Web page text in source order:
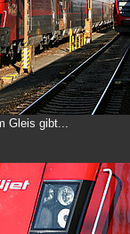
Gleis gibt...